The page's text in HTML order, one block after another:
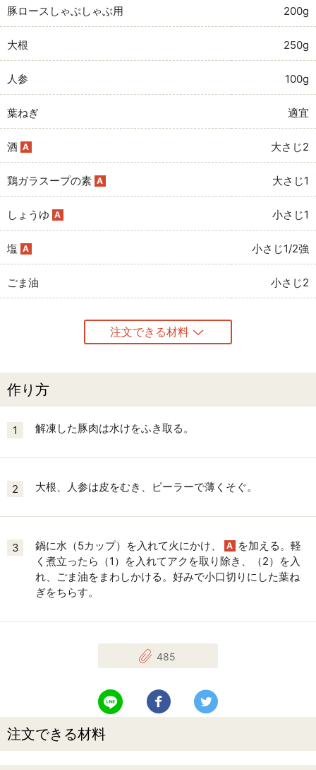
豚ロースしゃぶしゃぶ用
200g
大根 250g
人参 100g
葉ねぎ 適宜
酒 A 大さじ2
鶏ガラスープの素 A 大さじ1
しょうゆ A 小さじ1
塩 A 小さじ1/2強
ごま油 小さじ2
注文できる材料
作り方
1 解凍した豚肉は水けをふき取る。
2 大根、人参は皮をむき、ピーラーで薄くそぐ。
3 鍋に水（5カップ）を入れて火にかけ、 A を加える。軽
く煮立ったら（1）を入れてアクを取り除き、（2）を入
れ、ごま油をまわしかける。好みで小口切りにした葉ね
ぎをちらす。
485
LINEで送る Facebookでシェアする
注文できる材料